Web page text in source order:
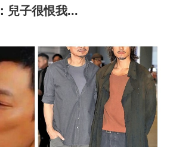
兒子很恨我...